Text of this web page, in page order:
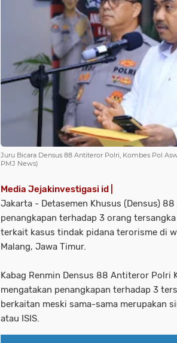
Juru Bicara Densus 88 Antiteror Polri, Kombes Pol
PMJ News)
Media Jejakinvestigasi id |
Jakarta - Detasemen Khusus (Densus)
penangkapan terhadap 3 orang
terkait kasus tindak pidana terorisme di
Malang, Jawa Timur.
Kabag Renmin Densus 88 Antiteror Polri
mengatakan penangkapan terhadap 3
berkaitan meski sama-sama merupakan
atau ISIS.